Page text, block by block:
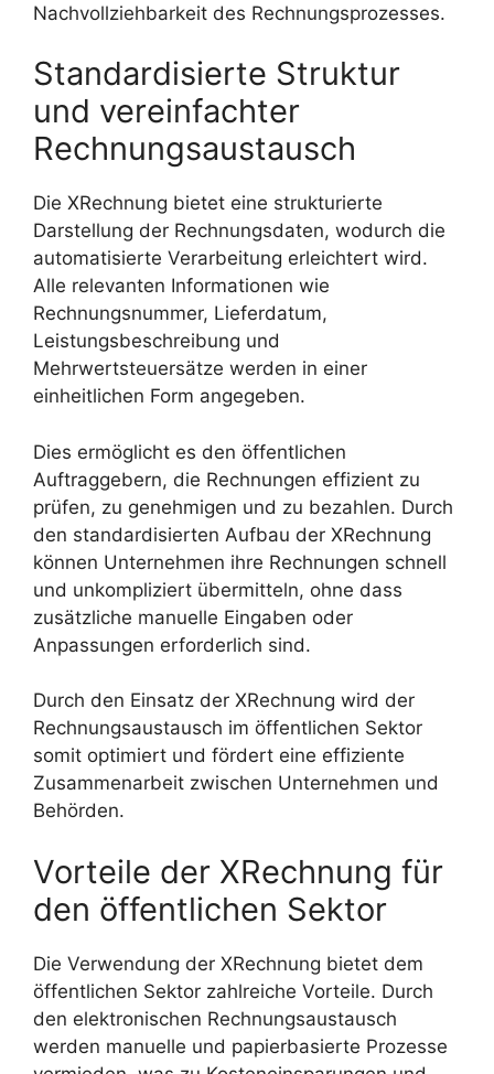
Nachvollziehbarkeit des Rechnungsprozesses.
Standardisierte Struktur
und vereinfachter
Rechnungsaustausch
Die XRechnung bietet eine strukturierte
Darstellung der Rechnungsdaten, wodurch die
automatisierte Verarbeitung erleichtert wird.
Alle relevanten Informationen wie
Rechnungsnummer, Lieferdatum,
Leistungsbeschreibung und
Mehrwertsteuersätze werden in einer
einheitlichen Form angegeben.
Dies ermöglicht es den öffentlichen
Auftraggebern, die Rechnungen effizient zu
prüfen, zu genehmigen und zu bezahlen. Durch
den standardisierten Aufbau der XRechnung
können Unternehmen ihre Rechnungen schnell
und unkompliziert übermitteln, ohne dass
zusätzliche manuelle Eingaben oder
Anpassungen erforderlich sind.
Durch den Einsatz der XRechnung wird der
Rechnungsaustausch im öffentlichen Sektor
somit optimiert und fördert eine effiziente
Zusammenarbeit zwischen Unternehmen und
Behörden.
Vorteile der XRechnung für
den öffentlichen Sektor
Die Verwendung der XRechnung bietet dem
öffentlichen Sektor zahlreiche Vorteile. Durch
den elektronischen Rechnungsaustausch
werden manuelle und papierbasierte Prozesse